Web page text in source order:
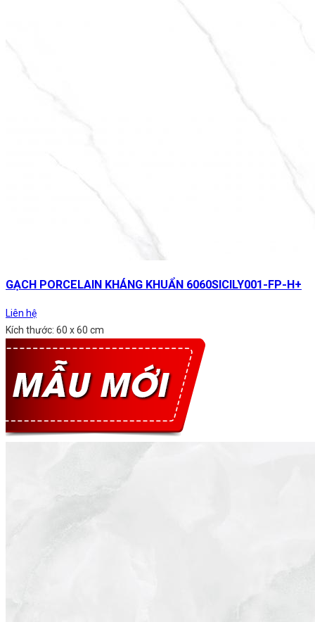
GẠCH PORCELAIN KHÁNG KHUẨN 6060SICILY001-FP-H+
Liên hệ
Kích thước: 60 x 60 cm